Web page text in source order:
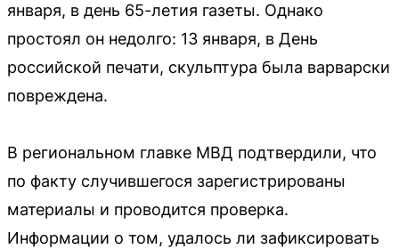
января, в день 65-летия газеты. Однако
простоял он недолго: 13 января, в День
российской печати, скульптура была варварски
повреждена.
В региональном главке МВД подтвердили, что
по факту случившегося зарегистрированы
материалы и проводится проверка.
Информации о том, удалось ли зафиксировать